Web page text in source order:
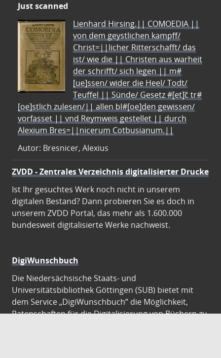
Just scanned
Lienhard Hirsing.|| COMOEDIA ||
von dem geystlichen kampff/
Christ=||licher Ritterschafft/ das
ist/ wie die || Christen aus warheit
der schrifft/ sich legen || m#
[ue]ssen/ wider die Heel/ Todt/
Teuffel || Sünde/ Gesetz #[et]c̃ tr#
[oe]stlich zulesen/|| allen bl#[oe]den gewissen/
vorfasset || vnd Reymweis gestellet || durch
Alexium Bres=||nicerum Cotbusianum.||
Autor: Bresnicer, Alexius
ZVDD - Zentrales Verzeichnis digitalisierter Drucke
Ist Ihr gesuchtes Werk noch nicht in unserem
digitalen Bestand? Dann probieren Sie es doch in
unserem ZVDD Portal, das mehr als 1.600.000
bundesweit digitalisierte Werke nachweist.
DigiWunschbuch
Die Niedersächsische Staats- und
Universitätsbibliothek Göttingen (SUB) bietet mit
dem Service „DigiWunschbuch” die Möglichkeit,
Patenschaften für die Digitalisierung von Büchern zu